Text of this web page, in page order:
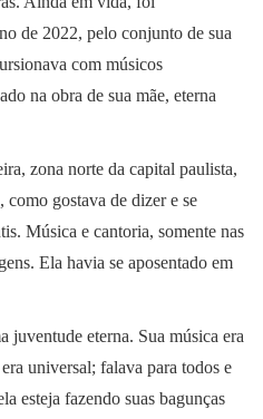
de 2022, pelo conjunto de sua
com músicos
na obra de sua mãe, eterna
zona norte da capital paulista,
como gostava de dizer e se
Música e cantoria, somente nas
Ela havia se aposentado em
juventude eterna. Sua música era
universal; falava para todos e
esteja fazendo suas bagunças